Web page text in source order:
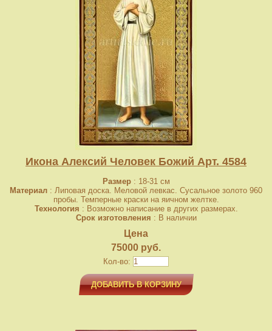
Икона Алексий Человек Божий Арт. 4584
Размер: 18-31 см
Материал : Липовая доска. Меловой левкас. Сусальное золото 960
пробы. Темперные краски на яичном желтке.
Технология : Возможно написание в других размерах.
Срок изготовления : В наличии
Цена
75000 руб.
Кол-во:
ДОБАВИТЬ В КОРЗИНУ